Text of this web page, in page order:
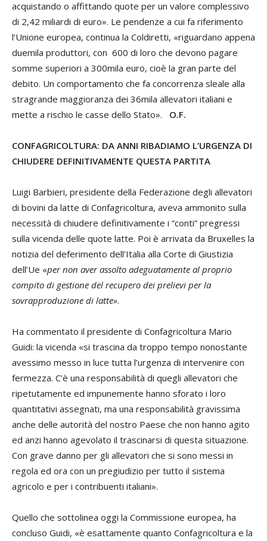
acquistando o affittando quote per un valore complessivo
di 2,42 miliardi di euro». Le pendenze a cui fa riferimento
l’Unione europea, continua la Coldiretti, «riguardano appena
duemila produttori, con 600 di loro che devono pagare
somme superiori a 300mila euro, cioè la gran parte del
debito. Un comportamento che fa concorrenza sleale alla
stragrande maggioranza dei 36mila allevatori italiani e
mette a rischio le casse dello Stato». O.F.
CONFAGRICOLTURA: DA ANNI RIBADIAMO L’URGENZA DI
CHIUDERE DEFINITIVAMENTE QUESTA PARTITA
Luigi Barbieri, presidente della Federazione degli allevatori
di bovini da latte di Confagricoltura, aveva ammonito sulla
necessità di chiudere definitivamente i “conti” pregressi
sulla vicenda delle quote latte. Poi è arrivata da Bruxelles la
notizia del deferimento dell’Italia alla Corte di Giustizia
dell’Ue «per non aver assolto adeguatamente al proprio
compito di gestione del recupero dei prelievi per la
sovrapproduzione di latte».
Ha commentato il presidente di Confagricoltura Mario
Guidi: la vicenda «si trascina da troppo tempo nonostante
avessimo messo in luce tutta l’urgenza di intervenire con
fermezza. C’è una responsabilità di quegli allevatori che
ripetutamente ed impunemente hanno sforato i loro
quantitativi assegnati, ma una responsabilità gravissima
anche delle autorità del nostro Paese che non hanno agito
ed anzi hanno agevolato il trascinarsi di questa situazione.
Con grave danno per gli allevatori che si sono messi in
regola ed ora con un pregiudizio per tutto il sistema
agricolo e per i contribuenti italiani».
Quello che sottolinea oggi la Commissione europea, ha
concluso Guidi, «è esattamente quanto Confagricoltura e la